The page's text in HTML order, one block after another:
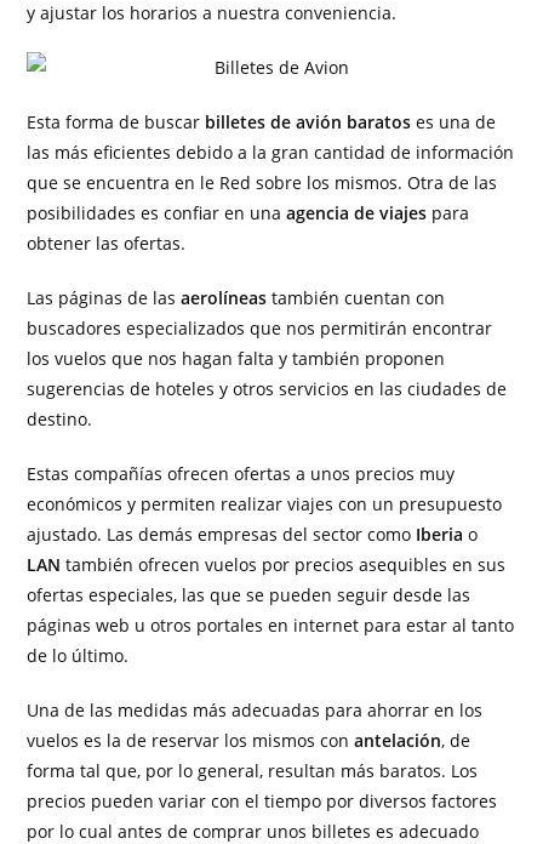
y ajustar los horarios a nuestra conveniencia.
Esta forma de buscar billetes de avión baratoses una de
las más eficientes debido a la gran cantidad de información
que se encuentra en le Red sobre los mismos. Otra de las
posibilidades es confiar en unaagencia de viajes para
obtener las ofertas.
Las páginas de lasaerolíneastambién cuentan con
buscadores especializados que nos permitirán encontrar
los vuelos que nos hagan falta y también proponen
sugerencias de hoteles y otros servicios en las ciudades de
destino.
Estas compañías ofrecen ofertas a unos precios muy
económicos y permiten realizar viajes con un presupuesto
ajustado. Las demás empresas del sector como Iberiao
LANtambién ofrecen vuelos por precios asequibles en sus
ofertas especiales, las que se pueden seguir desde las
páginas web u otros portales en internet para estar al tanto
de lo último.
Una de las medidas más adecuadas para ahorrar en los
vuelos es la de reservar los mismos conantelación, de
forma tal que, por lo general, resultan más baratos. Los
precios pueden variar con el tiempo por diversos factores
por lo cual antes de comprar unos billetes es adecuado